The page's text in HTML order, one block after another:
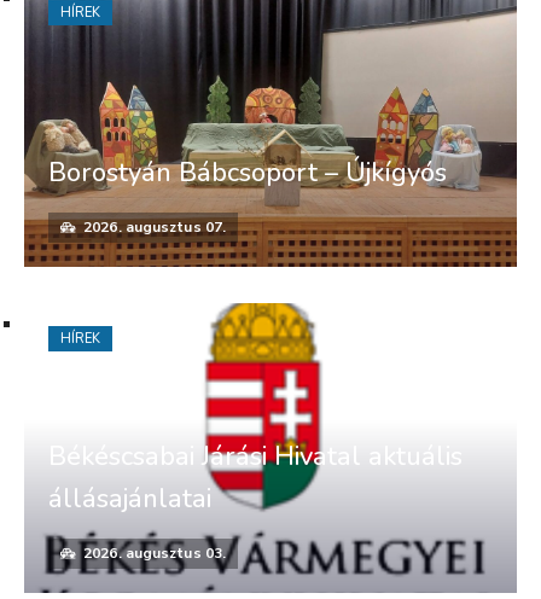
Borostyán Bábcsoport – Újkígyós
2026. augusztus 07.
HÍREK
Békéscsabai Járási Hivatal aktuális
állásajánlatai
2026. augusztus 03.
HÍREK